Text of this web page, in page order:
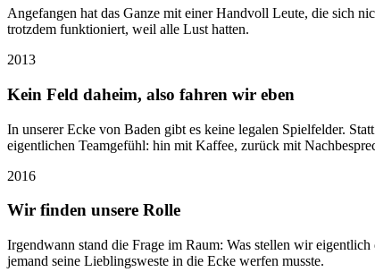
Angefangen hat das Ganze mit einer Handvoll Leute, die sich
trotzdem funktioniert, weil alle Lust hatten.
2013
Kein Feld daheim, also fahren wir eben
In unserer Ecke von Baden gibt es keine legalen Spielfelder.
eigentlichen Teamgefühl: hin mit Kaffee, zurück mit
2016
Wir finden unsere Rolle
Irgendwann stand die Frage im Raum: Was stellen wir
jemand seine Lieblingsweste in die Ecke werfen musste.